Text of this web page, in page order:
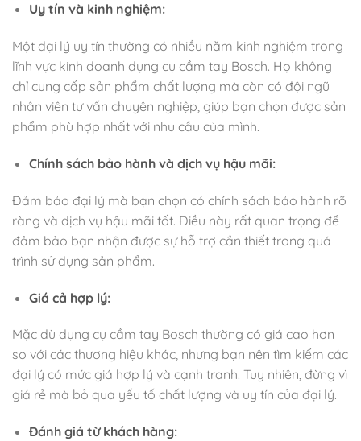
Uy tín và kinh nghiệm:
Một đại lý uy tín thường có nhiều năm kinh nghiệm trong
lĩnh vực kinh doanh dụng cụ cầm tay Bosch. Họ không
chỉ cung cấp sản phẩm chất lượng mà còn có đội ngũ
nhân viên tư vấn chuyên nghiệp, giúp bạn chọn được sản
phẩm phù hợp nhất với nhu cầu của mình.
Chính sách bảo hành và dịch vụ hậu mãi:
Đảm bảo đại lý mà bạn chọn có chính sách bảo hành rõ
ràng và dịch vụ hậu mãi tốt. Điều này rất quan trọng để
đảm bảo bạn nhận được sự hỗ trợ cần thiết trong quá
trình sử dụng sản phẩm.
Giá cả hợp lý:
Mặc dù dụng cụ cầm tay Bosch thường có giá cao hơn
so với các thương hiệu khác, nhưng bạn nên tìm kiếm các
đại lý có mức giá hợp lý và cạnh tranh. Tuy nhiên, đừng vì
giá rẻ mà bỏ qua yếu tố chất lượng và uy tín của đại lý.
Đánh giá từ khách hàng: